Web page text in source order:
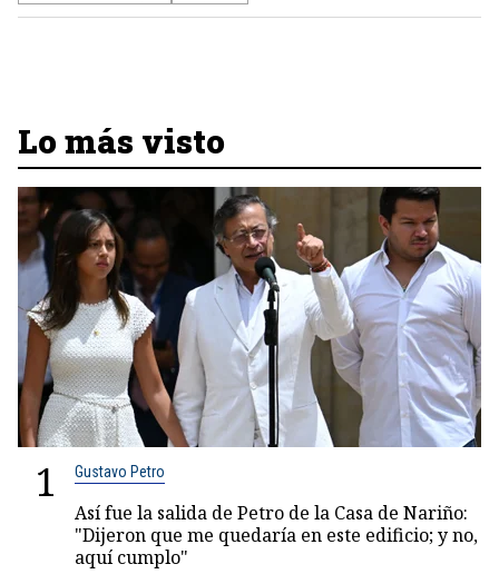
Lo más visto
1 Gustavo Petro
Así fue la salida de Petro de la Casa de Nariño:
"Dijeron que me quedaría en este edificio; y no,
aquí cumplo"